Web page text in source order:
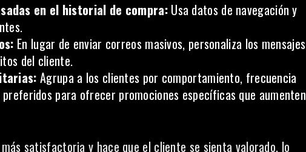
en el historial de compra:Usa datos de navegación y
En lugar de enviar correos masivos, personaliza los mensajes
del cliente.
Agrupa a los clientes por comportamiento, frecuencia
para ofrecer promociones específicas que aumenten
satisfactoria y hace que el cliente se sienta valorado, lo